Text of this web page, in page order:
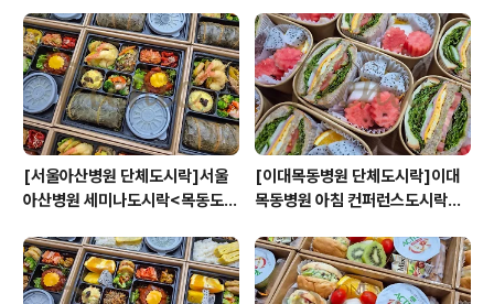
원스피크닉>
이터링:원스피크닉>
[서울아산병원 단체도시락]서울
아산병원 세미나도시락<목동도시
원스피크닉>
[이대목동병원 단체도시락]이대
목동병원 아침 컨퍼런스도시락<
이터링:원스피크닉>